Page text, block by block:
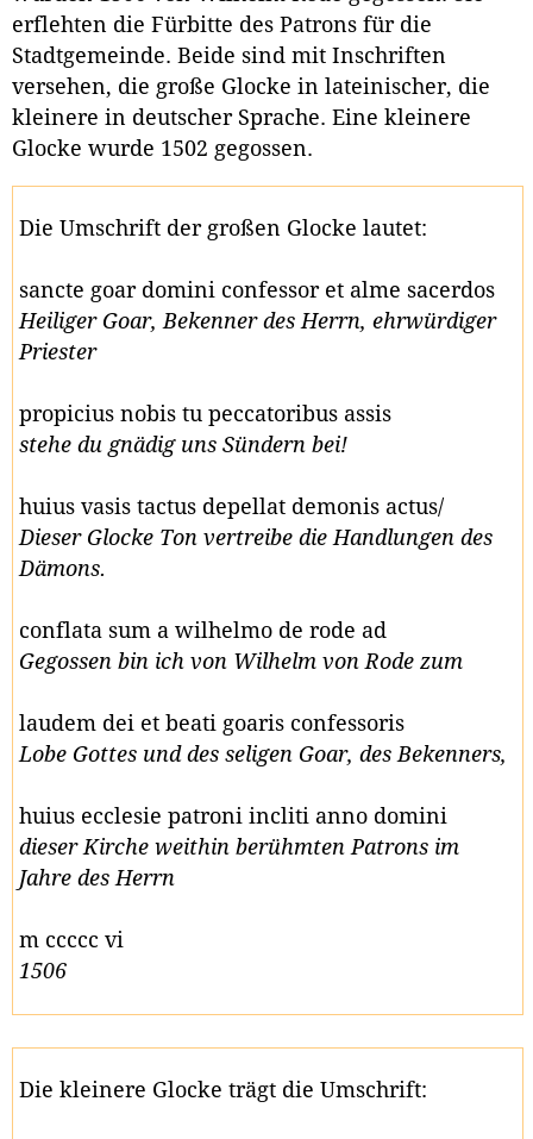
erflehten die Fürbitte des Patrons für die
Stadtgemeinde. Beide sind mit Inschriften
versehen, die große Glocke in lateinischer, die
kleinere in deutscher Sprache. Eine kleinere
Glocke wurde 1502 gegossen.
Die Umschrift der großen Glocke lautet:
sancte goar domini confessor et alme sacerdos
Heiliger Goar, Bekenner des Herrn, ehrwürdiger
Priester
propicius nobis tu peccatoribus assis
stehe du gnädig uns Sündern bei!
huius vasis tactus depellat demonis actus/
Dieser Glocke Ton vertreibe die Handlungen des
Dämons.
conflata sum a wilhelmo de rode ad
Gegossen bin ich von Wilhelm von Rode zum
laudem dei et beati goaris confessoris
Lobe Gottes und des seligen Goar, des Bekenners,
huius ecclesie patroni incliti anno domini
dieser Kirche weithin berühmten Patrons im
Jahre des Herrn
m ccccc vi
1506
Die kleinere Glocke trägt die Umschrift: